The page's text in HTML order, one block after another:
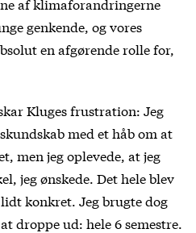
genkende, og vores
en afgørende rolle for,
Kluges frustration: Jeg
med et håb om at
men jeg oplevede, at jeg
jeg ønskede. Det hele blev
konkret. Jeg brugte dog
droppe ud: hele 6 semestre.